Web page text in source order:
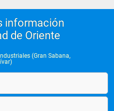
información
de Oriente
(Gran Sabana,